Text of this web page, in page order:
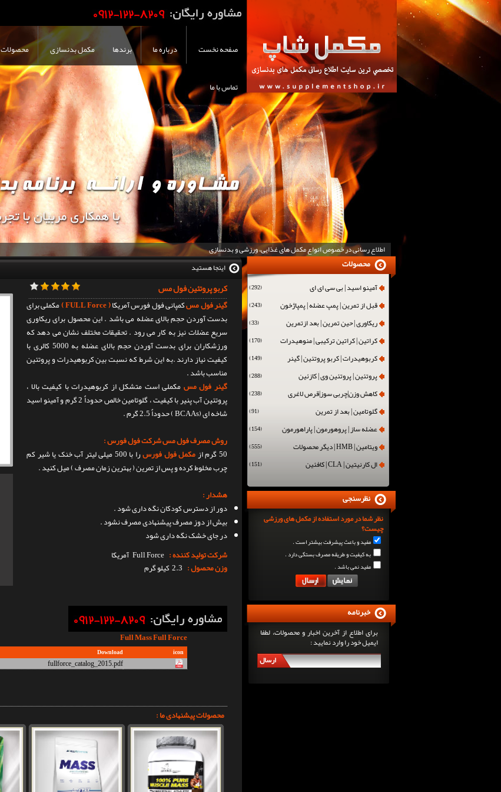
صفحه نخست درباره ما برندها مکمل بدنسازی محصولات
تماس با ما
اطلاع رسانی در خصوص انواع مکمل های غذایی، ورزشی و بدنسازی
اینجا هستید
کربو پروتئین فول مس
گینر فول مسکمپانی فول فورس آمریکا( FULL Force )
مکملی برای
بدست آوردن حجم بالای عضله می باشد . این محصول برای ریکاوری
سریع عضلات نیز به کار می رود . تحقیقات مختلف نشان می دهد که
ورزشکاران برای بدست آوردن حجم بالای عضله به 5000 کالری با
کیفیت نیاز دارند .به این شرط که نسبت بین کربوهیدرات و پروتئین
مناسب باشد .
گینر فول مسمکملی است متشکل از کربوهیدرات با کیفیت بالا ،
پروتئین آب پنیر با کیفیت ، گلوتامین خالص حدوداٌ 2 گرم و آمینو اسید
شاخه ای (BCAAs ) حدوداٌ 2.5 گرم .
روش مصرف فول مس شرکت فول فورس :
50 گرم از
مکمل فول فورس
را با 500 میلی لیتر آب خنک یا شیر کم
چرب مخلوط کرده و پس از تمرین ( بهترین زمان مصرف ) میل کنید .
هشدار :
دور از دسترس کودکان نگه داری شود .
بیش از دوز مصرف پیشنهادی مصرف نشود .
در جای خشک نگه داری شود
شرکت تولید کننده : Full Force آمریکا
وزن محصول : 2.3 کیلو گرم
Full Mass Full Force
icon
Download
fullforce_catalog_2015.pdf
محصولات پیشنهادی ما :
آمینو اسید | بی سی ای ای (292)
قبل از تمرین | پمپ عضله | پمپاژخون (243)
ریکاوری | حین تمرین | بعد ازتمرین (33)
کراتین | کراتین ترکیبی | منوهیدرات (170)
کربوهیدرات | کربو پروتئین | گینر (149)
پروتئین | پروتئین وی | کازئین (288)
کاهش وزن|چربی سوز|قرص لاغری (238)
گلوتامین | بعد از تمرین (91)
عضله ساز | پروهورمون | پاراهورمون (154)
ویتامین | HMB | دیگر محصولات (555)
ال کارنیتین | CLA | کافئین (151)
محصولات
نظر شما در مورد استفاده از مکمل های ورزشی
چیست؟
مفید و باعث پیشرفت بیشتر است .
به کیفیت و طریقه مصرف بستگی دارد .
مفید نمی باشد .
نظرسنجی
برای اطلاع از آخرین اخبار و محصولات، لطفا
ایمیل خود را وارد نمایید :
ارسال
خبرنامه